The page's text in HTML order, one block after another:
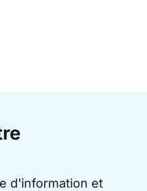
d'information et